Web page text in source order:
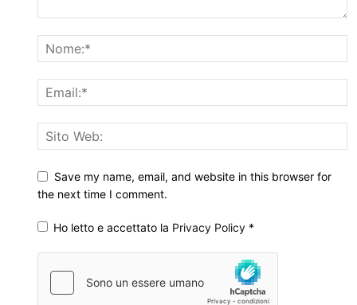
Save my name, email, and website in this browser for
the next time I comment.
Ho letto e accettato la Privacy Policy *